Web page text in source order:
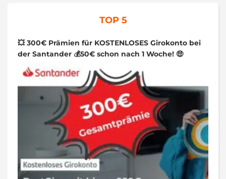
TOP 5
💥 300€ Prämien für KOSTENLOSES Girokonto bei
der Santander 💰50€ schon nach 1 Woche! 🤑